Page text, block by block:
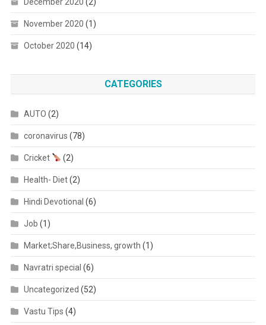
November 2020 (1)
October 2020 (14)
CATEGORIES
AUTO (2)
coronavirus (78)
Cricket (2)
Health- Diet(2)
Hindi Devotional (6)
Job (1)
Market;Share,Business, growth (1)
Navratri special (6)
Uncategorized (52)
Vastu Tips (4)